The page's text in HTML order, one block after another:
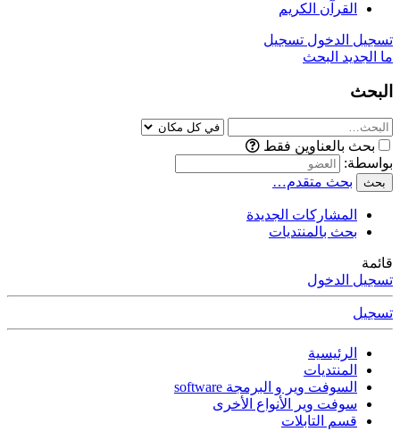
القرآن الكريم
تسجيل الدخول تسجيل
ما الجديد البحث
البحث
بحث بالعناوين فقط
بواسطة:
بحث بحث متقدم…
المشاركات الجديدة
بحث بالمنتديات
قائمة
تسجيل الدخول
تسجيل
الرئيسية
المنتديات
السوفت وير و البرمجة software
سوفت وير الأنواع الأخرى
قسم التابلات